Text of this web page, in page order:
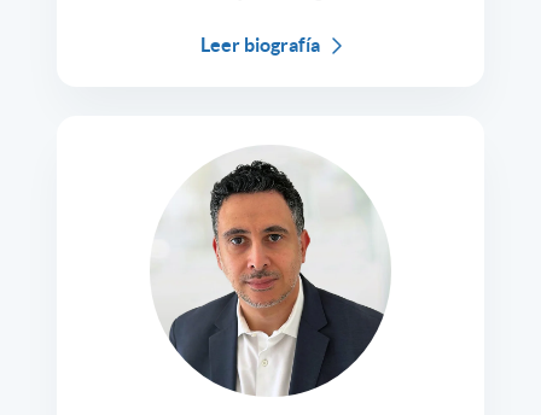
Leer biografía